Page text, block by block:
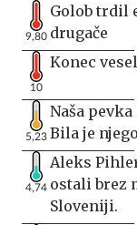
9,80
Golob trdil
drugače
10
Konec
5,23
Naša
Bila je
4,74
Aleks
ostali brez
Sloveniji.